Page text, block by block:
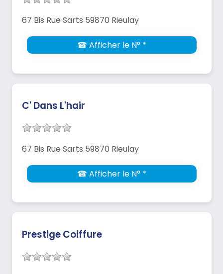
67 Bis Rue Sarts 59870 Rieulay
☎ Afficher le N° *
C' Dans L'hair
67 Bis Rue Sarts 59870 Rieulay
☎ Afficher le N° *
Prestige Coiffure